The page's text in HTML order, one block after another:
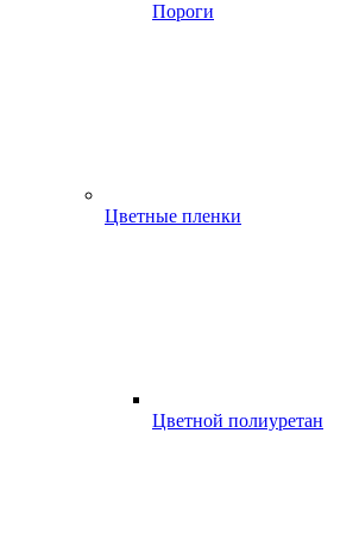
Пороги
Цветные пленки
Цветной полиуретан